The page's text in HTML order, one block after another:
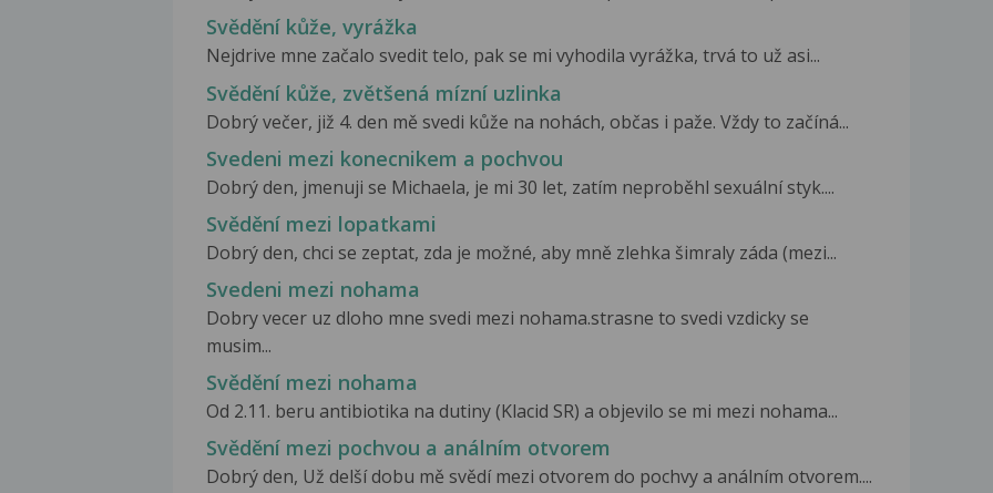
Svědění kůže, vyrážka
Nejdrive mne začalo svedit telo, pak se mi vyhodila vyrážka, trvá to už asi...
Svědění kůže, zvětšená mízní uzlinka
Dobrý večer, již 4. den mě svedi kůže na nohách, občas i paže. Vždy to začíná...
Svedeni mezi konecnikem a pochvou
Dobrý den, jmenuji se Michaela, je mi 30 let, zatím neproběhl sexuální styk....
Svědění mezi lopatkami
Dobrý den, chci se zeptat, zda je možné, aby mně zlehka šimraly záda (mezi...
Svedeni mezi nohama
Dobry vecer uz dloho mne svedi mezi nohama.strasne to svedi vzdicky se
musim...
Svědění mezi nohama
Od 2.11. beru antibiotika na dutiny (Klacid SR) a objevilo se mi mezi nohama...
Svědění mezi pochvou a análním otvorem
Dobrý den, Už delší dobu mě svědí mezi otvorem do pochvy a análním otvorem....